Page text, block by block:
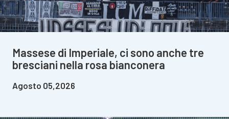
Massese di Imperiale, ci sono anche tre
bresciani nella rosa bianconera
Agosto 05,2026